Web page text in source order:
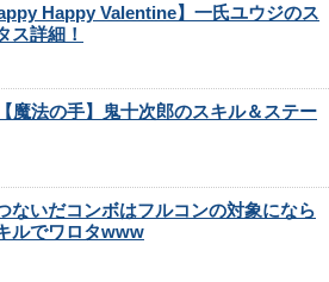
Happy Valentine】一氏ユウジのス
ス詳細！
魔法の手】鬼十次郎のスキル＆ステー
ないだコンボはフルコンの対象になら
ルでワロタwww